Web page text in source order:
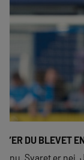
’ER DU BLEVET
nu. Svaret er nej.